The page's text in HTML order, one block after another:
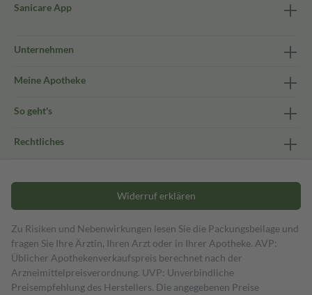
Sanicare App
Unternehmen
Meine Apotheke
So geht's
Rechtliches
Widerruf erklären
Zu Risiken und Nebenwirkungen lesen Sie die Packungsbeilage und
fragen Sie Ihre Ärztin, Ihren Arzt oder in Ihrer Apotheke. AVP:
Üblicher Apothekenverkaufspreis berechnet nach der
Arzneimittelpreisverordnung. UVP: Unverbindliche
Preisempfehlung des Herstellers. Die angegebenen Preise